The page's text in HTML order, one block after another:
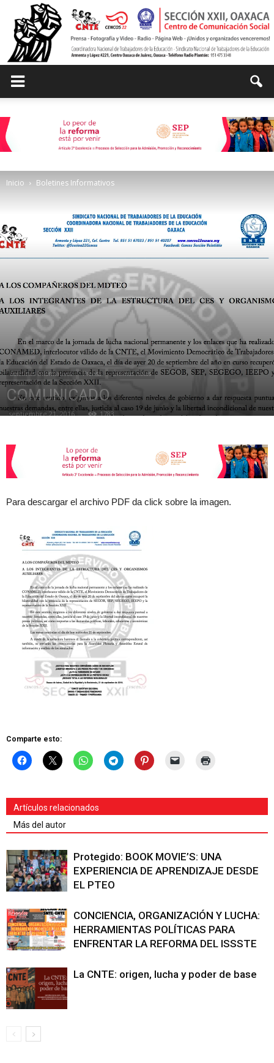
de
Social
la
XXII
Inicio Boletines Informativos
Boletines Informativos Prensa Últimas notas
COMUNICADO
septiembre 21, 2016 1783
Para descargar el archivo PDF da click sobre la imagen.
Comparte esto:
Artículos relacionados
Más del autor
Protegido: BOOK MOVIE’S: UNA
EXPERIENCIA DE APRENDIZAJE DESDE
EL PTEO
CONCIENCIA, ORGANIZACIÓN Y LUCHA:
HERRAMIENTAS POLÍTICAS PARA
ENFRENTAR LA REFORMA DEL ISSSTE
La CNTE: origen, lucha y poder de base